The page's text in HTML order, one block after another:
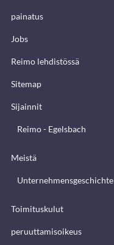
painatus
Jobs
Reimo lehdistössä
Sitemap
Sijainnit
Reimo - Egelsbach
Meistä
Unternehmensgeschichte
Toimituskulut
peruuttamisoikeus